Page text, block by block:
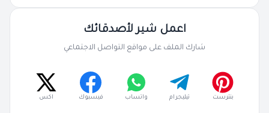
اعمل شير لأصدقائك
شارك الملف على مواقع التواصل الاجتماعي
بنترست تيليجرام واتساب فيسبوك اكس